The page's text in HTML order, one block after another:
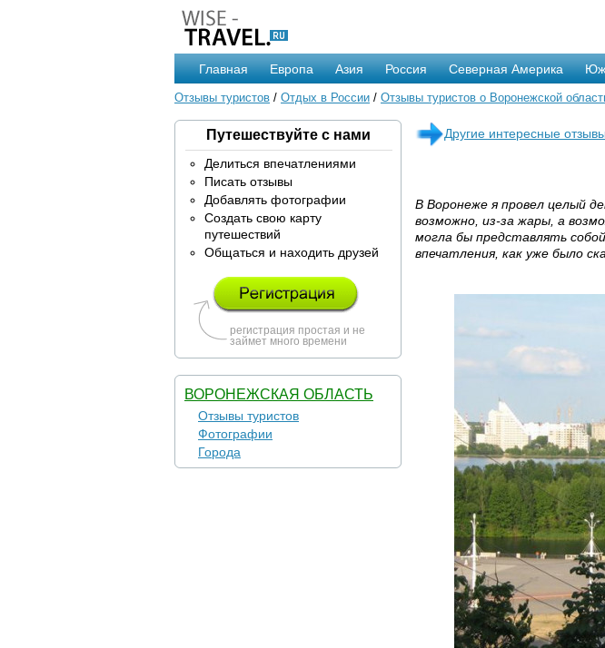
Главная Европа Азия Россия Северная Америка
Отзывы туристов / Отдых в России / Отзывы туристов о Воронежской
Путешествуйте с нами
Делиться впечатлениями
Писать отзывы
Добавлять фотографии
Создать свою карту
путешествий
Общаться и находить друзей
регистрация простая и не
займет много времени
ВОРОНЕЖСКАЯ ОБЛАСТЬ
Отзывы туристов
Фотографии
Города
Другие интересные отзывы
В Воронеже я провел целый
возможно, из-за жары, а
могла бы представлять
впечатления, как уже было